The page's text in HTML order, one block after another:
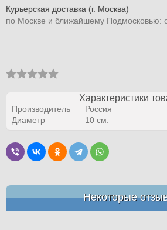
Курьерская доставка (г. Москва)
по Москве и ближайшему Подмосковью:
Характеристики
Производитель
Россия
Диаметр
10 см.
Некоторые